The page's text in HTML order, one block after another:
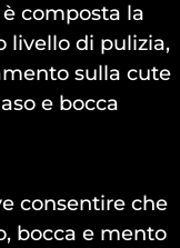
composta la
livello di pulizia,
sulla cute
e bocca
consentire che
bocca e mento